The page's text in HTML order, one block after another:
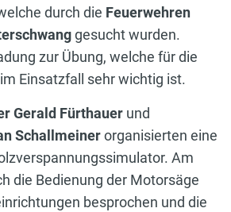
durch die Feuerwehren
gesucht wurden.
zur Übung, welche für die
Einsatzfall sehr wichtig ist.
Gerald Fürthauer und
Schallmeinerorganisierten eine
Am
die Bedienung der Motorsäge
besprochen und die